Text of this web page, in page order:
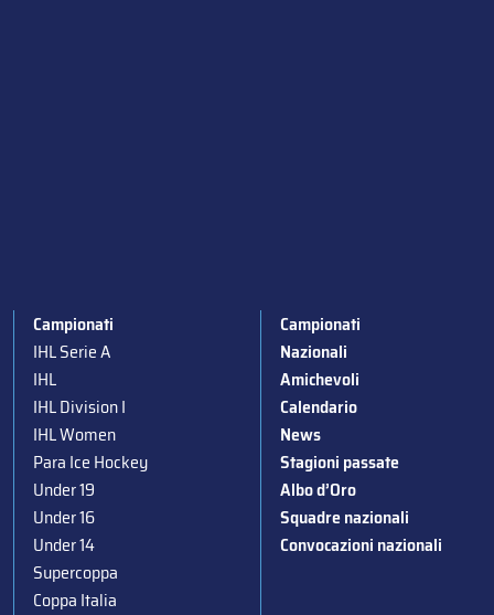
Campionati
IHL Serie A
IHL
IHL Division I
IHL Women
Para Ice Hockey
Under 19
Under 16
Under 14
Supercoppa
Coppa Italia
Campionati
Nazionali
Amichevoli
Calendario
News
Stagioni passate
Albo d’Oro
Squadre nazionali
Convocazioni nazionali